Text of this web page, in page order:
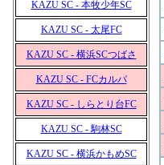
KAZU SC - 本牧少年SC
KAZU SC - 太尾FC
KAZU SC - 横浜SCつばさ
KAZU SC - FCカルパ
KAZU SC - しらとり台FC
KAZU SC - 駒林SC
KAZU SC - 横浜かもめSC